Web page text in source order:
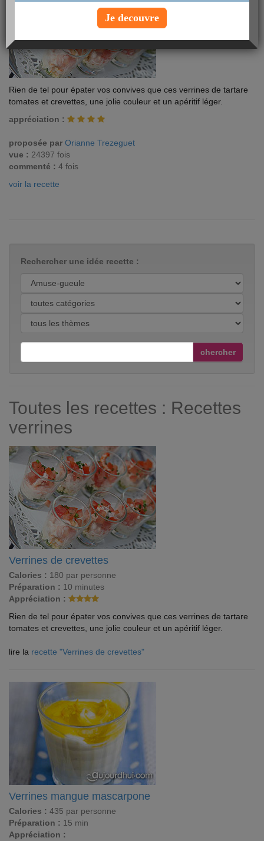
Rien de tel pour épater vos convives que ces verrines de tartare
tomates et crevettes, une jolie couleur et un apéritif léger.
appréciation :
proposée par Orianne Trezeguet
vue : 24397 fois
commenté : 4 fois
voir la recette
Rechercher une idée recette :
chercher
Toutes les recettes : Recettes
verrines
Verrines de crevettes
Calories : 180 par personne
Préparation : 10 minutes
Appréciation :
Rien de tel pour épater vos convives que ces verrines de tartare
tomates et crevettes, une jolie couleur et un apéritif léger.
lire la recette "Verrines de crevettes"
Verrines mangue mascarpone
Calories : 435 par personne
Préparation : 15 min
Appréciation :
Je decouvre